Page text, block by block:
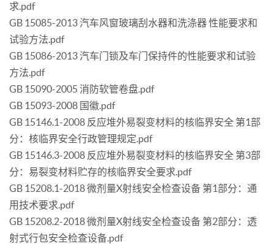
求.pdf
GB 15085-2013 汽车风窗玻璃刮水器和洗涤器 性能要求和
试验方法.pdf
GB 15086-2013 汽车门锁及车门保持件的性能要求和试验
方法.pdf
GB 15090-2005 消防软管卷盘.pdf
GB 15093-2008 国徽.pdf
GB 15146.1-2008 反应堆外易裂变材料的核临界安全 第1部
分：核临界安全行政管理规定.pdf
GB 15146.3-2008 反应堆外易裂变材料的核临界安全 第3部
分：易裂变材料贮存的核临界安全要求.pdf
GB 15208.1-2018 微剂量X射线安全检查设备 第1部分：通
用技术要求.pdf
GB 15208.2-2018 微剂量X射线安全检查设备 第2部分：透
射式行包安全检查设备.pdf